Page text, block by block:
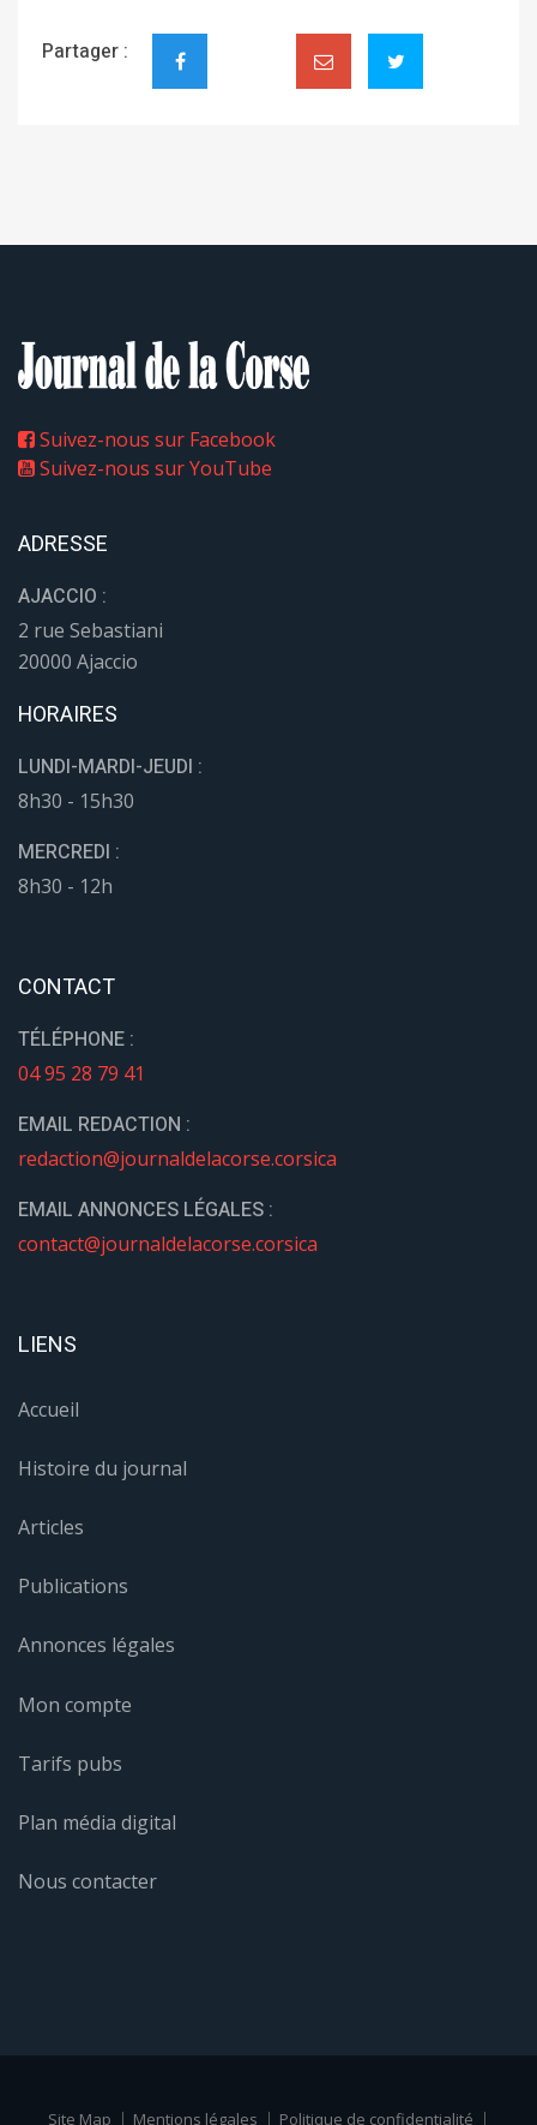
Partager :
Suivez-nous sur Facebook
Suivez-nous sur YouTube
ADRESSE
AJACCIO :
2 rue Sebastiani
20000 Ajaccio
HORAIRES
LUNDI-MARDI-JEUDI :
8h30 - 15h30
MERCREDI :
8h30 - 12h
CONTACT
TÉLÉPHONE :
04 95 28 79 41
EMAIL REDACTION :
redaction@journaldelacorse.corsica
EMAIL ANNONCES LÉGALES :
contact@journaldelacorse.corsica
LIENS
Accueil
Histoire du journal
Articles
Publications
Annonces légales
Mon compte
Tarifs pubs
Plan média digital
Nous contacter
Site Map Mentions légales Politique de confidentialité